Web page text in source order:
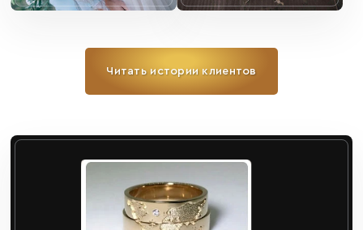
Читать истории клиентов